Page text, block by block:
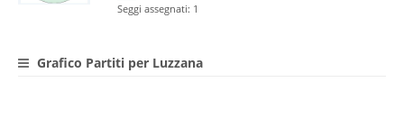
Seggi assegnati: 1
Grafico Partiti per Luzzana